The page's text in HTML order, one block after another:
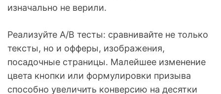
изначально не верили.
Реализуйте A/B тесты: сравнивайте не только
тексты, но и офферы, изображения,
посадочные страницы. Малейшее изменение
цвета кнопки или формулировки призыва
способно увеличить конверсию на десятки